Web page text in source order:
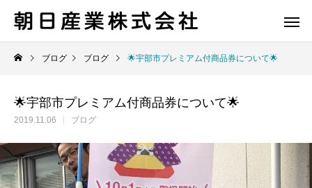
ブログ ブログ 🌟宇部市プレミアム付商品券について🌟
🌟宇部市プレミアム付商品券について🌟
2019.11.06 ブログ